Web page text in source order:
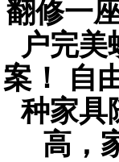
翻修一
户完美
案！ 自
种家具
高，